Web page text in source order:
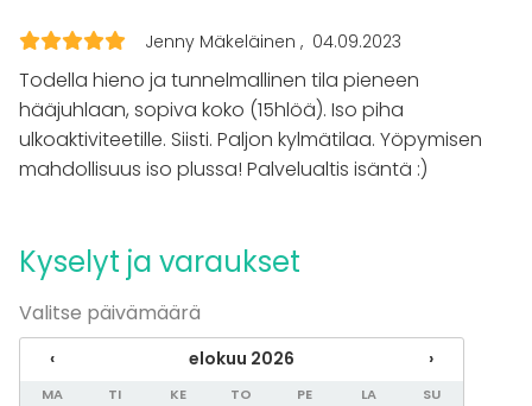
Häät
Saunailta
Illallinen / lounas
Kokous
Seminaari / konferenssi
Messut
Mökkireissu / retriitti
Elämys / aktiviteetti
Pikkujoulut
Tilatyypit
Kokoushuone
Jenny Mäkeläinen 04.09.2023
Todella hieno ja tunnelmallinen tila pieneen
hääjuhlaan, sopiva koko (15hlöä). Iso piha
ulkoaktiviteetille. Siisti. Paljon kylmätilaa. Yöpymisen
mahdollisuus iso plussa! Palvelualtis isäntä :)
Kyselyt ja varaukset
Valitse päivämäärä
‹ elokuu 2026 ›
MA TI KE TO PE LA SU